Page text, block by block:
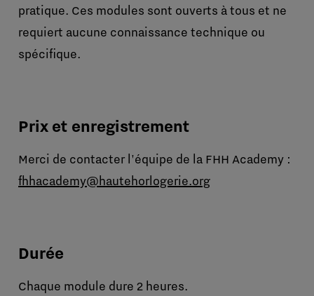
pratique. Ces modules sont ouverts à tous et ne
requiert aucune connaissance technique ou
spécifique.
Prix et enregistrement
Merci de contacter l'équipe de la FHH Academy :
fhhacademy@hautehorlogerie.org
Durée
Chaque module dure 2 heures.